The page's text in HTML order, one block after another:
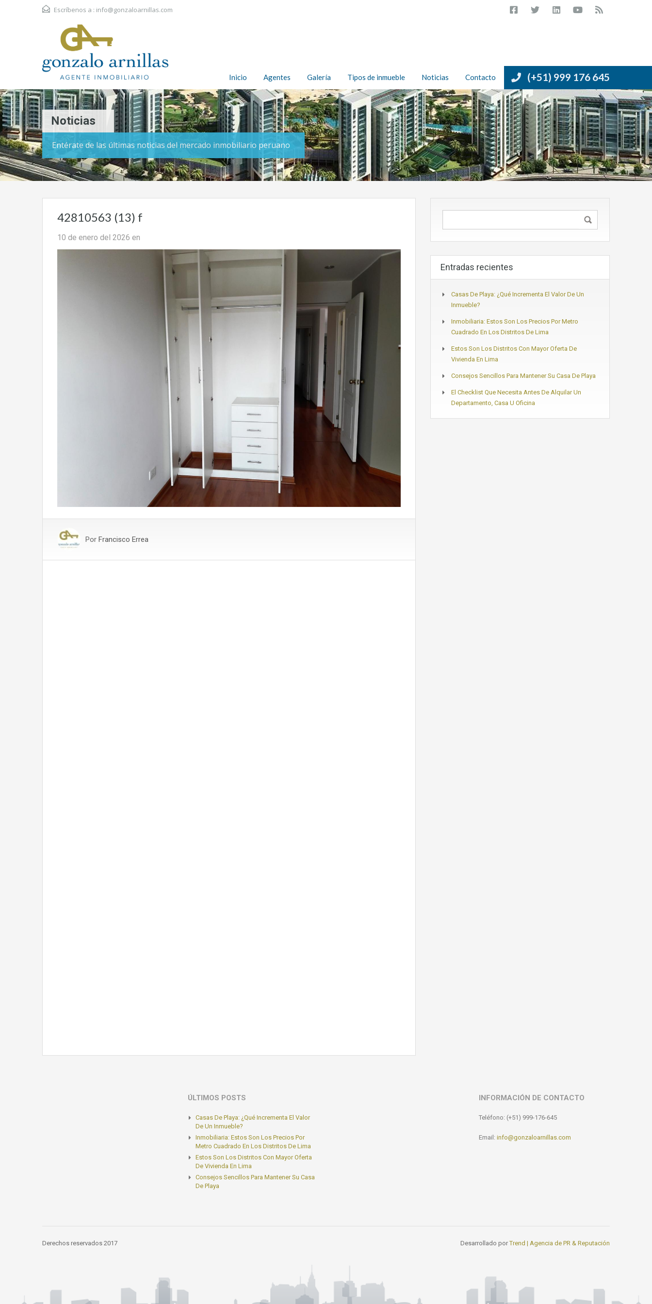
Escríbenos a : info@gonzaloarnillas.com
(+51) 999 176 645
Inicio Agentes Galería Tipos de inmueble Noticias Contacto
Noticias
Entérate de las últimas noticias del mercado inmobiliario peruano
42810563 (13) f
10 de enero del 2026 en
Por Francisco Errea
Entradas recientes
Casas De Playa: ¿Qué Incrementa El Valor De Un
Inmueble?
Inmobiliaria: Estos Son Los Precios Por Metro
Cuadrado En Los Distritos De Lima
Estos Son Los Distritos Con Mayor Oferta De
Vivienda En Lima
Consejos Sencillos Para Mantener Su Casa De Playa
El Checklist Que Necesita Antes De Alquilar Un
Departamento, Casa U Oficina
ÚLTIMOS POSTS
Casas De Playa: ¿Qué Incrementa El Valor
De Un Inmueble?
Inmobiliaria: Estos Son Los Precios Por
Metro Cuadrado En Los Distritos De Lima
Estos Son Los Distritos Con Mayor Oferta
De Vivienda En Lima
Consejos Sencillos Para Mantener Su Casa
De Playa
INFORMACIÓN DE CONTACTO
Teléfono: (+51) 999-176-645
Email: info@gonzaloarnillas.com
Derechos reservados 2017 Desarrollado porTrend | Agencia de PR & Reputación